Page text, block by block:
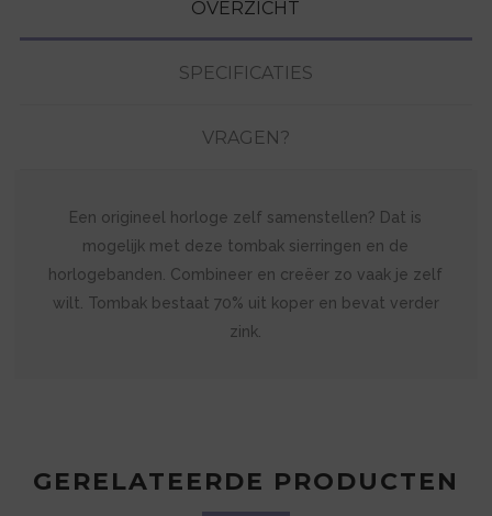
OVERZICHT
SPECIFICATIES
VRAGEN?
Een origineel horloge zelf samenstellen? Dat is
mogelijk met deze tombak sierringen en de
horlogebanden. Combineer en creëer zo vaak je zelf
wilt. Tombak bestaat 70% uit koper en bevat verder
zink.
GERELATEERDE PRODUCTEN